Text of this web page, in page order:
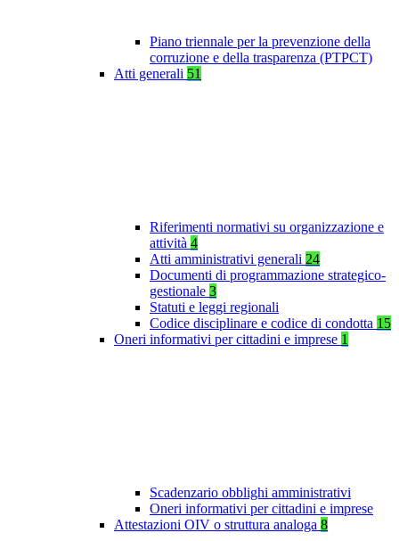
Piano triennale per la prevenzione della
corruzione e della trasparenza (PTPCT)
Atti generali 51
Riferimenti normativi su organizzazione e
attività 4
Atti amministrativi generali 24
Documenti di programmazione strategico-
gestionale 3
Statuti e leggi regionali
Codice disciplinare e codice di condotta 15
Oneri informativi per cittadini e imprese 1
Scadenzario obblighi amministrativi
Oneri informativi per cittadini e imprese
Attestazioni OIV o struttura analoga 8